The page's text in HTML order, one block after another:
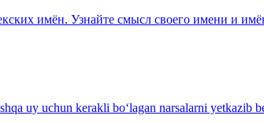
имён. Узнайте смысл своего имени и
uy uchun kerakli bo‘lagan narsalarni yetkazib